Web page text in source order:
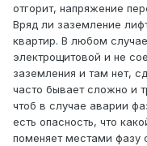
отгорит, напряжение
Вряд ли заземление
квартир. В любом
электрощитовой и не
заземления и там нет,
часто бывает сложно и
чтоб в случае аварии
есть опасность, что
поменяет местами фазу